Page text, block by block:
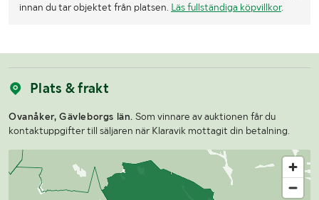
innan du tar objektet från platsen. Läs fullständiga köpvillkor.
Plats & frakt
Ovanåker, Gävleborgs län. Som vinnare av auktionen får du
kontaktuppgifter till säljaren när Klaravik mottagit din betalning.